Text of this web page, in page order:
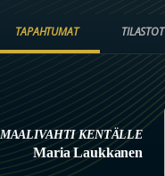
TAPAHTUMAT TILASTOT
MAALIVAHTI KENTÄLLE
Maria Laukkanen